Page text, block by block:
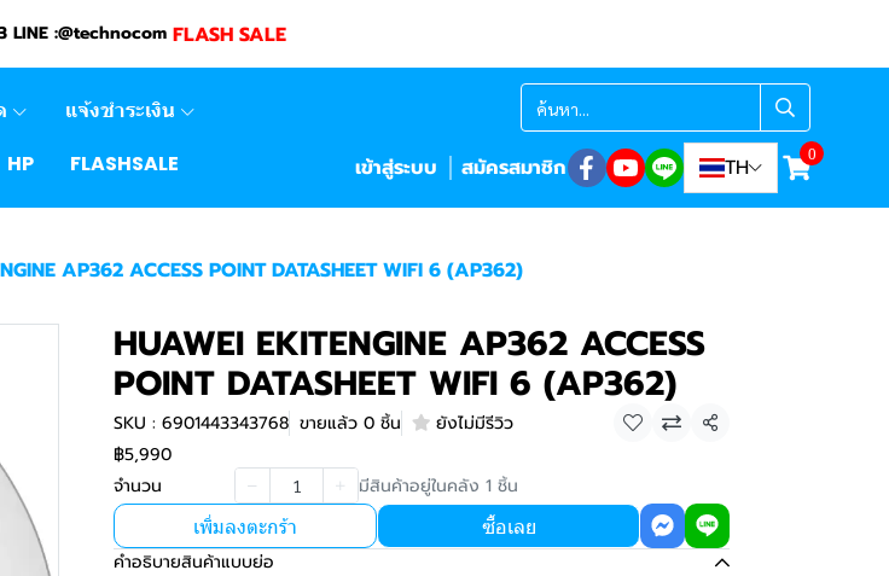
LINE :@technocom FLASH SALE
แจ้งชำระเงิน
HP FLASHSALE เข้าสู่ระบบ สมัครสมาชิก TH 0
AP362 ACCESS POINT DATASHEET WIFI 6 (AP362)
HUAWEI EKITENGINE AP362 ACCESS
POINT DATASHEET WIFI 6 (AP362)
SKU : 6901443343768 ขายแล้ว 0 ชิ้น ยังไม่มีรีวิว
แชร์
฿5,990
จำนวน
มีสินค้าอยู่ในคลัง 1 ชิ้น
เพิ่มลงตะกร้า
ซื้อเลย
คำอธิบายสินค้าแบบย่อ